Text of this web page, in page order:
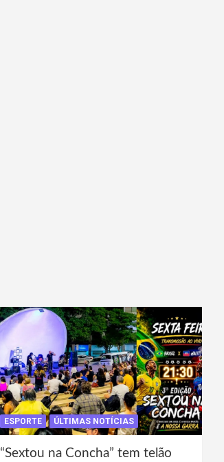
ESPORTE ÚLTIMAS NOTÍCIAS
“Sextou na Concha” tem telão